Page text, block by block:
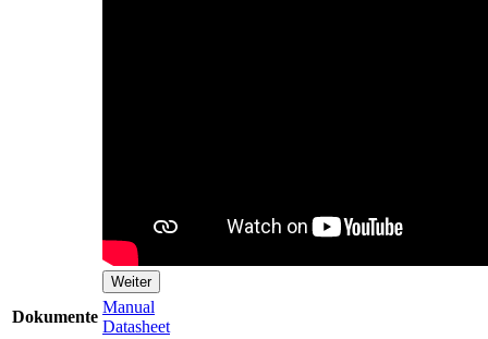
Weiter
Dokumente
Manual
Datasheet